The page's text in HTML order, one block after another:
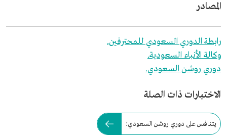
المصادر
رابطة الدوري السعودي للمحترفين.
وكالة الأنباء السعودية.
دوري روشن السعودي.
الاختبارات ذات الصلة
يتنافس على دوري روشن السعودي: